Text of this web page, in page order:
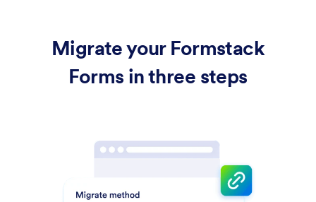
Migrate your Formstack
Forms in three steps